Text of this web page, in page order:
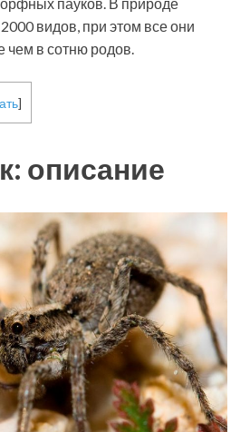
видов, при этом все они
в сотню родов.
]
описание